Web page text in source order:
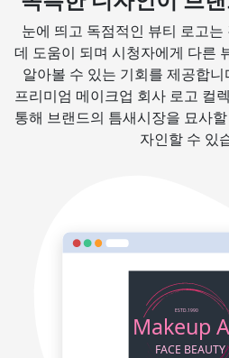
눈에 띄고 독점적인 뷰티 로고
데 도움이 되며 시청자에게 다른
알아볼 수 있는 기회를 제공합니
프리미엄 메이크업 회사 로고 컬
통해 브랜드의 틈새시장을 묘사
자인할 수 있